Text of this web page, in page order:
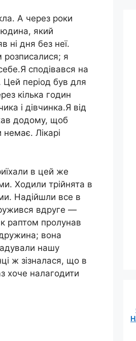
А через роки
який
ні дня без неї.
розписалися; я
сподівався на
Цей період був для
кілька годин
і дівчинка.Я від
додому, щоб
Лікарі
в цей же
Ходили трійнята в
Надійшли все в
вдруге —
раптом пролунав
вона
нашу
ж зізналася, що в
хоче налагодити